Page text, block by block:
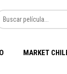
MARKET